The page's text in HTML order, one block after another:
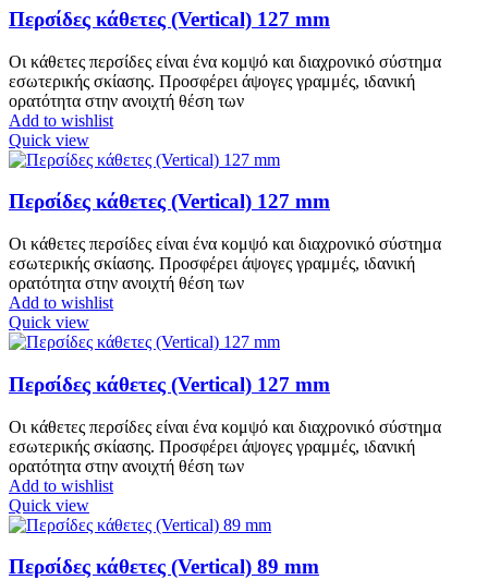
Περσίδες κάθετες (Vertical) 127 mm
Οι κάθετες περσίδες είναι ένα κομψό και διαχρονικό σύστημα
εσωτερικής σκίασης. Προσφέρει άψογες γραμμές, ιδανική
ορατότητα στην ανοιχτή θέση των
Add to wishlist
Quick view
Περσίδες κάθετες (Vertical) 127 mm
Οι κάθετες περσίδες είναι ένα κομψό και διαχρονικό σύστημα
εσωτερικής σκίασης. Προσφέρει άψογες γραμμές, ιδανική
ορατότητα στην ανοιχτή θέση των
Add to wishlist
Quick view
Περσίδες κάθετες (Vertical) 127 mm
Οι κάθετες περσίδες είναι ένα κομψό και διαχρονικό σύστημα
εσωτερικής σκίασης. Προσφέρει άψογες γραμμές, ιδανική
ορατότητα στην ανοιχτή θέση των
Add to wishlist
Quick view
Περσίδες κάθετες (Vertical) 89 mm